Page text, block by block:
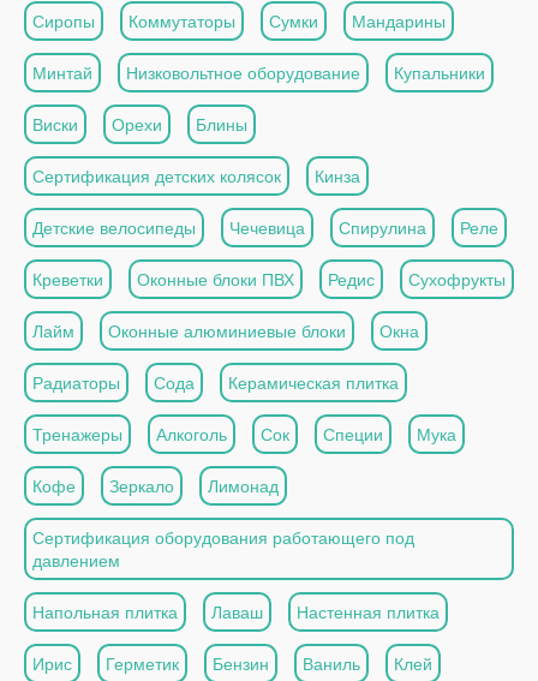
Сиропы Коммутаторы Сумки Мандарины
Минтай Низковольтное оборудование Купальники
Виски Орехи Блины
Сертификация детских колясок Кинза
Детские велосипеды Чечевица Спирулина Реле
Креветки Оконные блоки ПВХ Редис Сухофрукты
Лайм Оконные алюминиевые блоки Окна
Радиаторы Сода Керамическая плитка
Тренажеры Алкоголь Сок Специи Мука
Кофе Зеркало Лимонад
Сертификация оборудования работающего под
давлением
Напольная плитка Лаваш Настенная плитка
Ирис Герметик Бензин Ваниль Клей